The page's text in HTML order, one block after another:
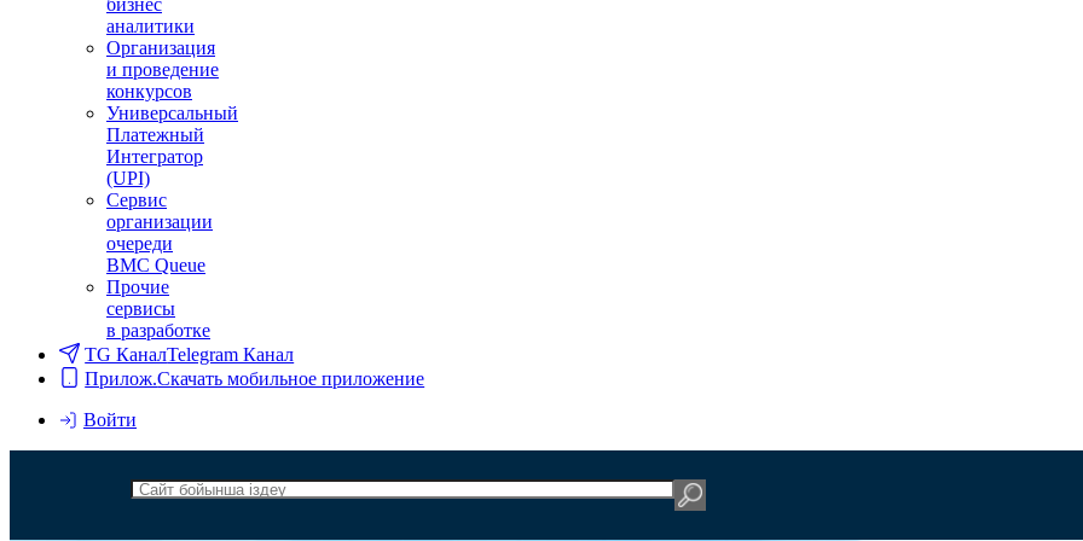
бизнес
аналитики
Организация
и проведение
конкурсов
Универсальный
Платежный
Интегратор
(UPI)
Сервис
организации
очереди
BMC Queue
Прочие
сервисы
в разработке
TG КаналTelegram Канал
Прилож.Скачать мобильное приложение
Войти